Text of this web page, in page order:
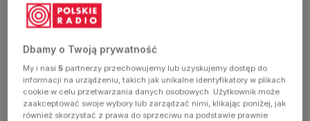
Dbamy o Twoją prywatność
My i nasi5 partnerzy przechowujemy lub uzyskujemy dostęp do
informacji na urządzeniu, takich jak unikalne identyfikatory w plikach
cookie w celu przetwarzania danych osobowych. Użytkownik może
zaakceptować swoje wybory lub zarządzać nimi, klikając poniżej, jak
również skorzystać z prawa do sprzeciwu na podstawie prawnie